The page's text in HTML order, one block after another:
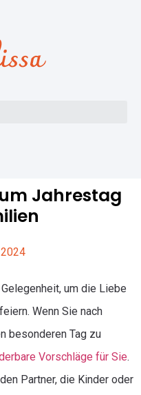
Jahrestag
um die Liebe
Wenn Sie nach
besonderen Tag zu
Vorschläge für Sie.
Partner, die Kinder oder